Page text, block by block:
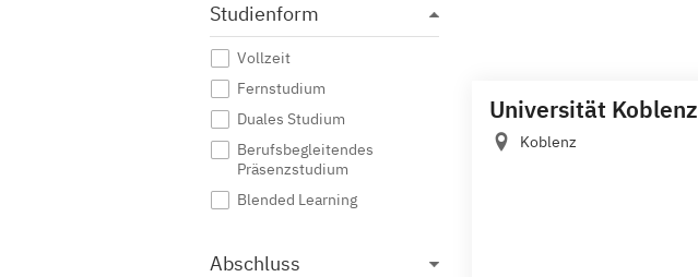
Studienform
Vollzeit
Fernstudium
Duales Studium
Berufsbegleitendes
Präsenzstudium
Blended Learning
Abschluss
Universität Koblenz
Koblenz